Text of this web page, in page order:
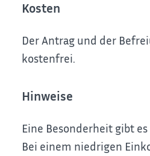
Kosten
Der Antrag und der
kostenfrei.
Hinweise
Eine Besonderheit gibt
Bei einem niedrigen